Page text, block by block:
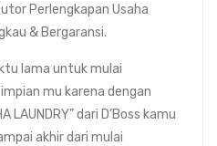
Perlengkapan Usaha
& Bergaransi.
lama untuk mulai
mu karena dengan
LAUNDRY” dari D’Boss kamu
akhir dari mulai